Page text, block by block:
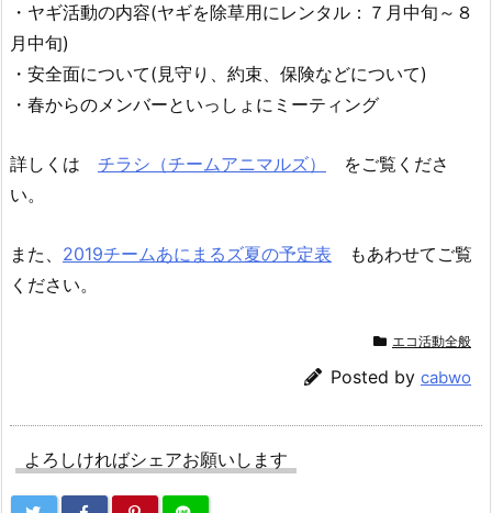
・ヤギ活動の内容(ヤギを除草用にレンタル：７月中旬～８
月中旬)
・安全面について(見守り、約束、保険などについて)
・春からのメンバーといっしょにミーティング
詳しくは チラシ（チームアニマルズ）
をご覧くださ
い。
また、 2019チームあにまるズ夏の予定表 もあわせてご覧
ください。
エコ活動全般
Posted by cabwo
よろしければシェアお願いします